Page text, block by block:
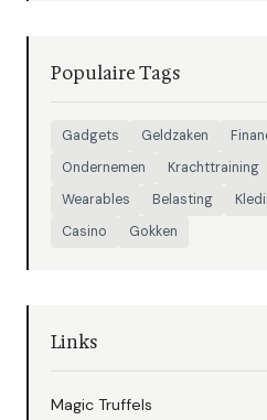
Populaire Tags
Gadgets Geldzaken
Ondernemen
Krachttraining
Wearables
Belasting
Casino
Gokken
Links
Magic Truffels